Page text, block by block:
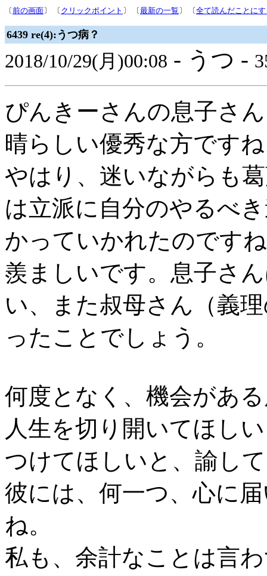
〔前の画面〕 〔 クリックポイント 〕 〔最新の一覧 〕 〔全て読んだことに
6439 re(4):うつ病？
2018/10/29(月)00:08 - うつ -
ぴんきーさんの息子さ
晴らしい優秀な方です
やはり、迷いながらも
は立派に自分のやるべ
かっていかれたのです
羨ましいです。息子さ
い、また叔母さん（義
ったことでしょう。
何度となく、機会があ
人生を切り開いてほし
つけてほしいと、諭し
彼には、何一つ、心に
ね。
私も、余計なことは言